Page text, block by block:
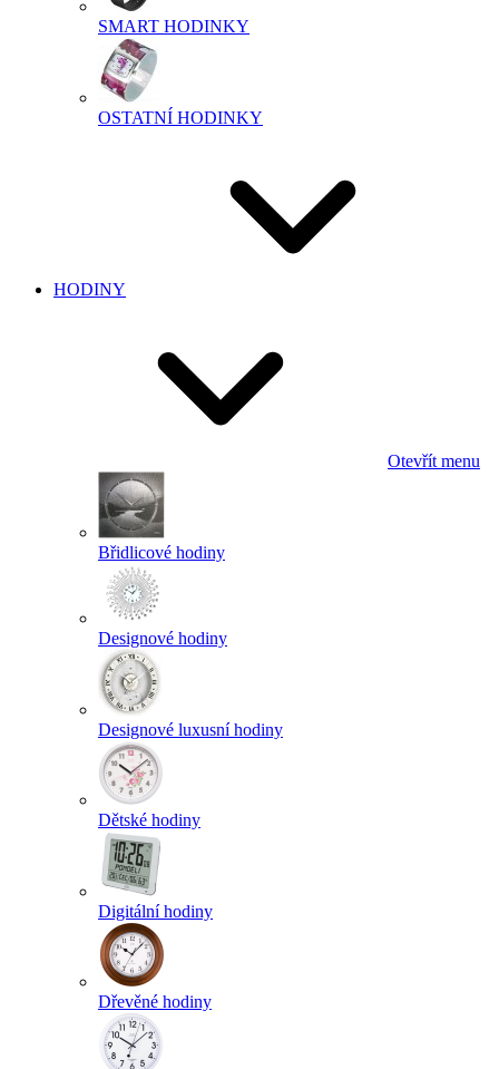
SMART HODINKY
OSTATNÍ HODINKY
HODINY
Otevřít menu
Břidlicové hodiny
Designové hodiny
Designové luxusní hodiny
Dětské hodiny
Digitální hodiny
Dřevěné hodiny